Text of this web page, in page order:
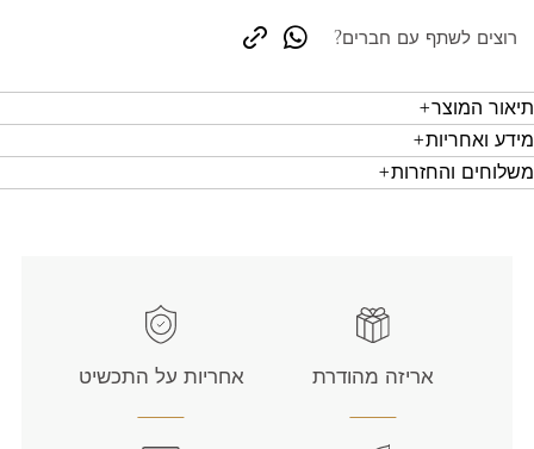
רוצים לשתף עם חברים?
whatsapp
copy link
תיאור המוצר
מידע ואחריות
משלוחים והחזרות
אריזה מהודרת אחריות על התכשיט